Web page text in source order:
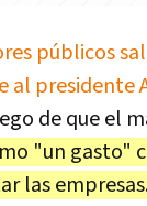
públicos
al presidente
de que el
"un gasto"
las